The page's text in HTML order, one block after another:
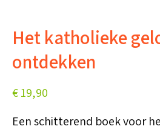
Het katholieke
ontdekken
€19,90
Een schitterend boek voor